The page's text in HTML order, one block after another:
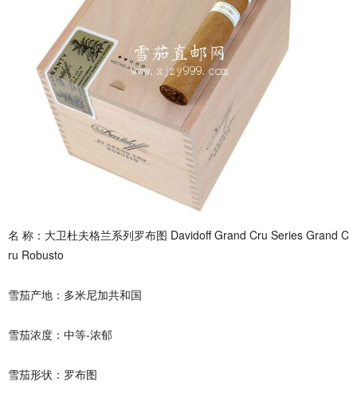
名 称：大卫杜夫格兰系列罗布图 Davidoff Grand Cru Series Grand C
ru Robusto
雪茄产地：多米尼加共和国
雪茄浓度：中等-浓郁
雪茄形状：罗布图